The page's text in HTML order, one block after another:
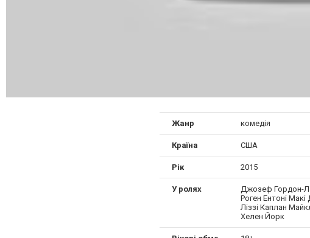
Жанр комедія
Країна США
Рік 2015
У ролях
Джозеф Гордон-
Роген Ентоні
Ліззі Каплан
Хелен Йорк